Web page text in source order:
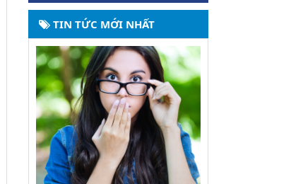
TIN TỨC MỚI NHẤT